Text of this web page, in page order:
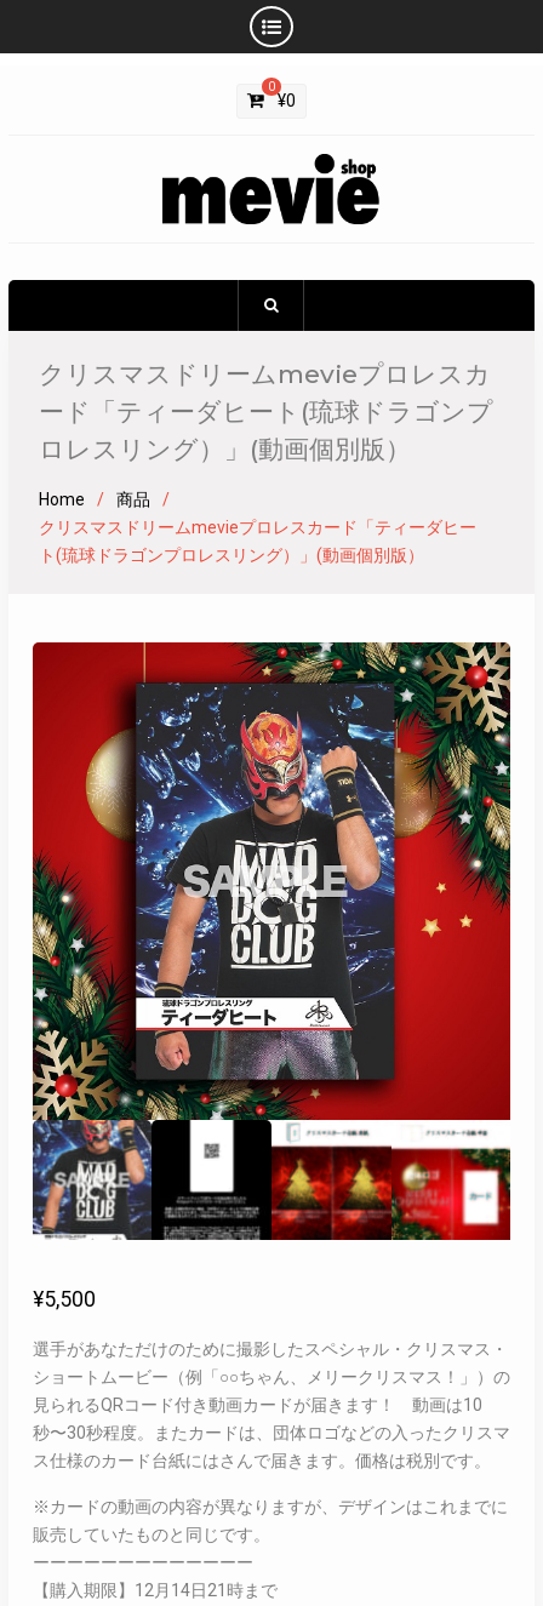
0
¥0
クリスマスドリームmevieプロレスカ
ード「ティーダヒート(琉球ドラゴンプ
ロレスリング）」(動画個別版）
Home
商品
クリスマスドリームmevieプロレスカード「ティーダヒー
ト(琉球ドラゴンプロレスリング）」(動画個別版）
¥5,500
選手があなただけのために撮影したスペシャル・クリスマス・
ショートムービー（例「○○ちゃん、メリークリスマス！」）の
見られるQRコード付き動画カードが届きます！ 動画は10
秒〜30秒程度。またカードは、団体ロゴなどの入ったクリスマ
ス仕様のカード台紙にはさんで届きます。価格は税別です。
※カードの動画の内容が異なりますが、デザインはこれまでに
販売していたものと同じです。
ーーーーーーーーーーーーー
【購入期限】12月14日21時まで